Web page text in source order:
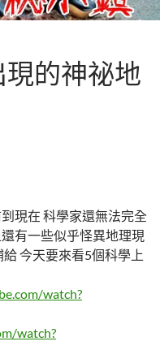
的神祕地
現在 科學家還無法完全
有一些似乎怪異地理現
今天要來看5個科學上
watch?
watch?